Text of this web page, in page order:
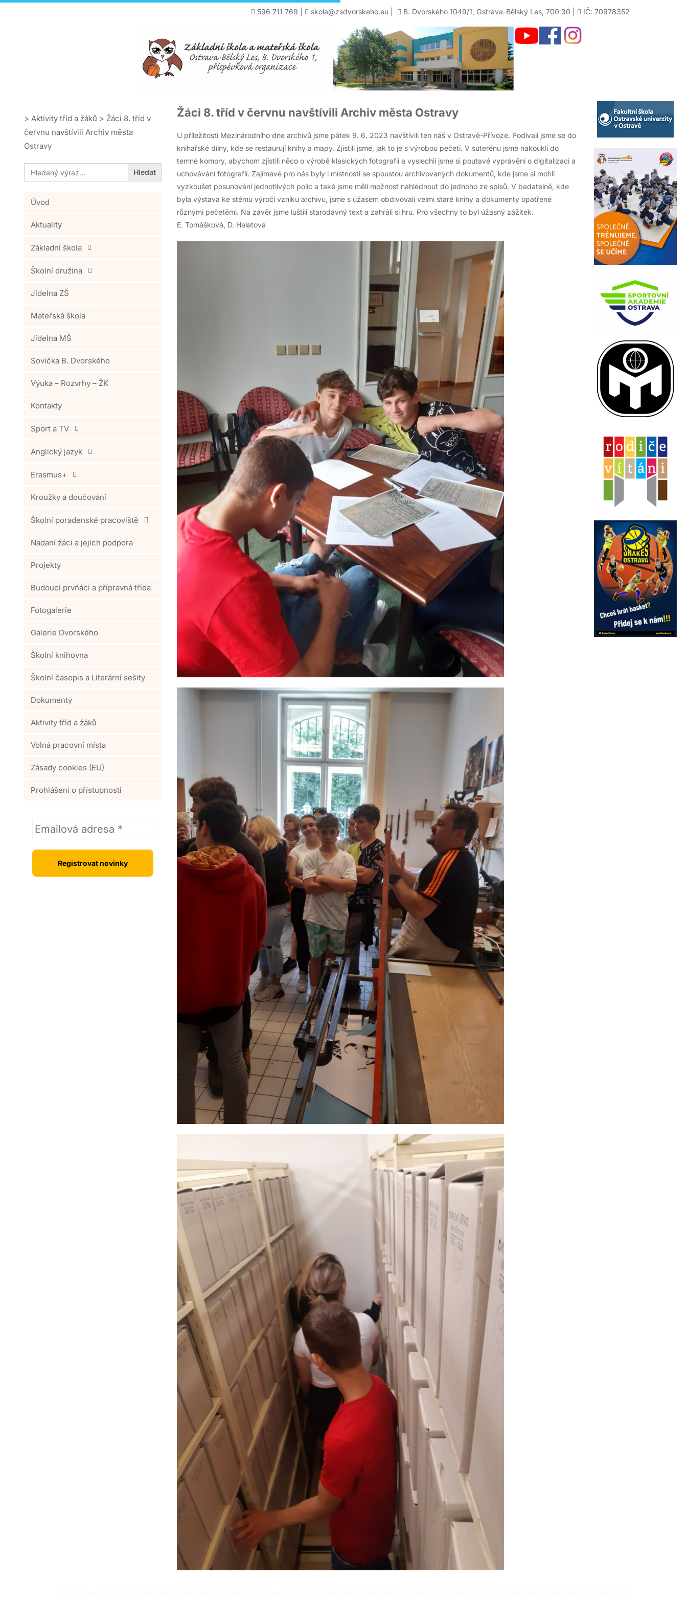
596 711 769 skola@zsdvorskeho.eu B. Dvorského 1049/1, Ostrava-Bělský Les, 700 30 | IČ: 70978352
> Aktivity tříd a žáků > Žáci 8. tříd v
červnu navštívili Archiv města
Ostravy
Search
for:
Úvod
Aktuality
Základní škola
Školní družina
Jídelna ZŠ
Mateřská škola
Jídelna MŠ
Sovička B. Dvorského
Výuka – Rozvrhy – ŽK
Kontakty
Sport a TV
Anglický jazyk
Erasmus+
Kroužky a doučování
Školní poradenské pracoviště
Nadaní žáci a jejich podpora
Projekty
Budoucí prvňáci a přípravná třída
Fotogalerie
Galerie Dvorského
Školní knihovna
Školní časopis a Literární sešity
Dokumenty
Aktivity tříd a žáků
Volná pracovní místa
Zásady cookies (EU)
Prohlášení o přístupnosti
Žáci 8. tříd v červnu navštívili Archiv města Ostravy
U příležitosti Mezinárodního dne archivů jsme pátek 9. 6. 2023 navštívili ten náš v Ostravě-Přívoze. Podívali jsme se do
knihařské dílny, kde se restaurují knihy a mapy. Zjistili jsme, jak to je s výrobou pečetí. V suterénu jsme nakoukli do
temné komory, abychom zjistili něco o výrobě klasických fotografií a vyslechli jsme si poutavé vyprávění o digitalizaci a
uchovávání fotografií. Zajímavé pro nás byly i místnosti se spoustou archivovaných dokumentů, kde jsme si mohli
vyzkoušet posunování jednotlivých polic a také jsme měli možnost nahlédnout do jednoho ze spisů. V badatelně, kde
byla výstava ke stému výročí vzniku archivu, jsme s úžasem obdivovali velmi staré knihy a dokumenty opatřené
různými pečetěmi. Na závěr jsme luštili starodávný text a zahráli si hru. Pro všechny to byl úžasný zážitek.
E. Tomášková, D. Halatová